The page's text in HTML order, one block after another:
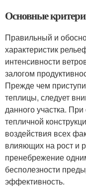
Основные
Правильный и
характеристик
интенсивности
залогом
Прежде чем
теплицы, следует
данного участка.
тепличной
воздействия всех
влияющих на рост и
пренебрежение
бесполезности
эффективность.